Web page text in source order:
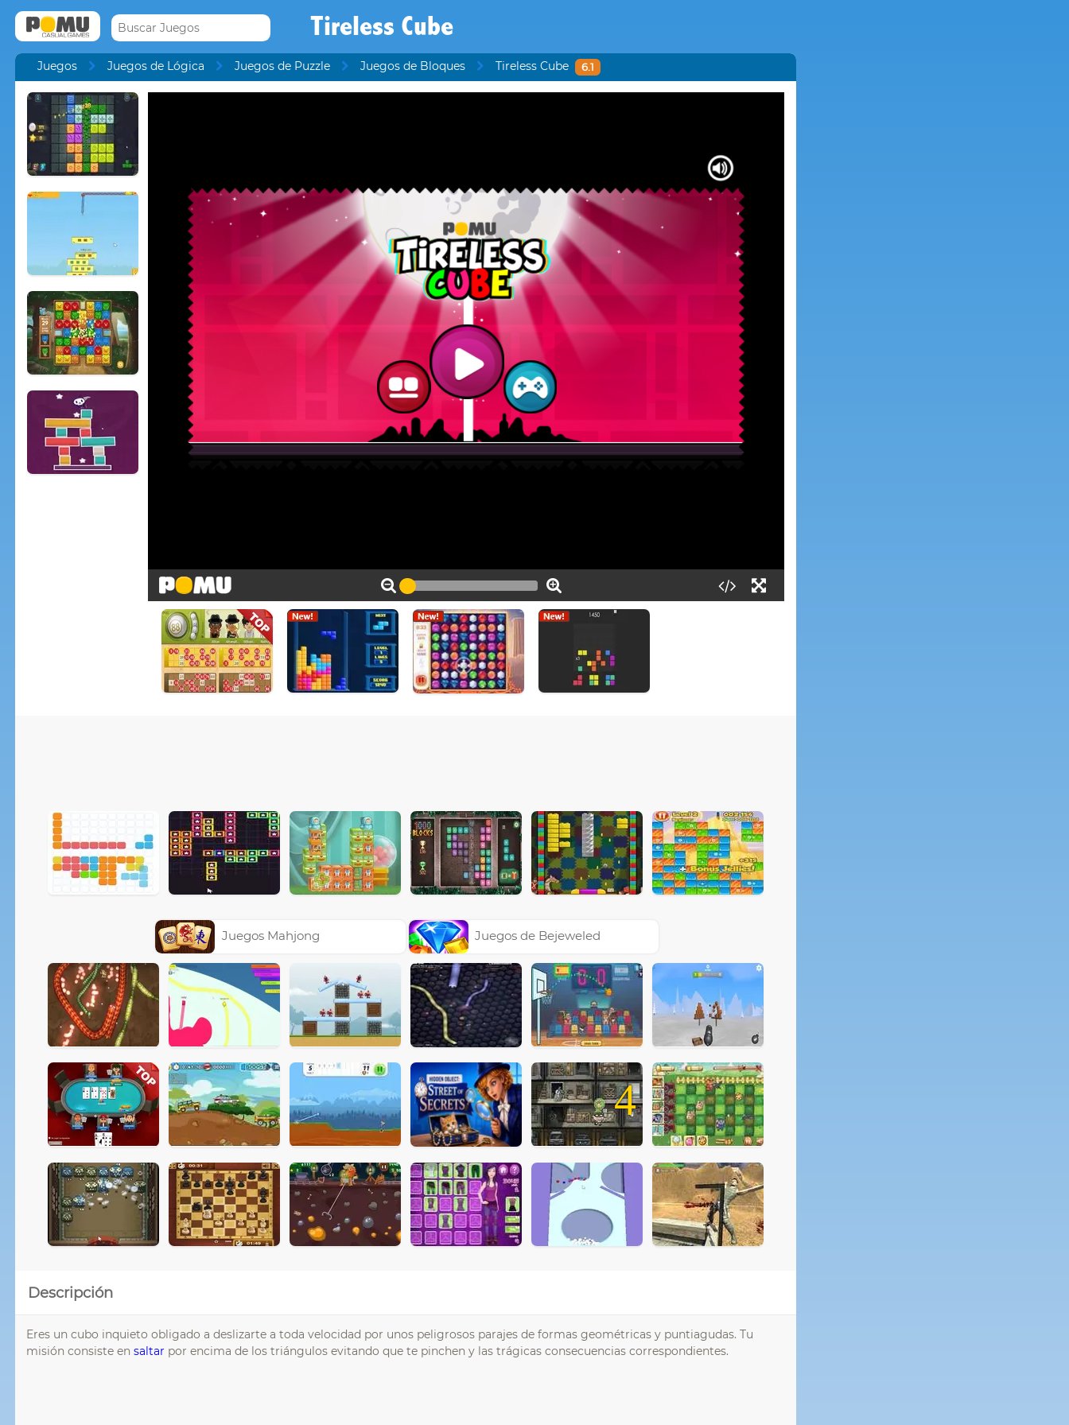
Tireless Cube
Juegos Juegos de Lógica Juegos de Puzzle Juegos de Bloques Tireless Cube 6.1
Juegos Mahjong Juegos de Bejeweled
4
Descripción
Eres un cubo inquieto obligado a deslizarte a toda velocidad por unos peligrosos parajes de formas geométricas y puntiagudas. Tu
misión consiste en saltar por encima de los triángulos evitando que te pinchen y las trágicas consecuencias correspondientes.